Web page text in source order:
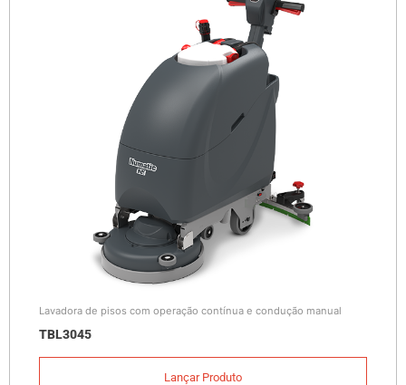
Lavadora de pisos com operação contínua e condução manual
TBL3045
Lançar Produto